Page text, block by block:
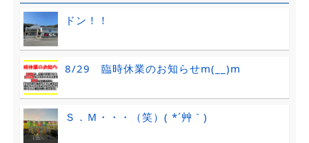
ドン！！
8/29 臨時休業のお知らせm(__)m
Ｓ．Ｍ・・・（笑）( *´艸｀)